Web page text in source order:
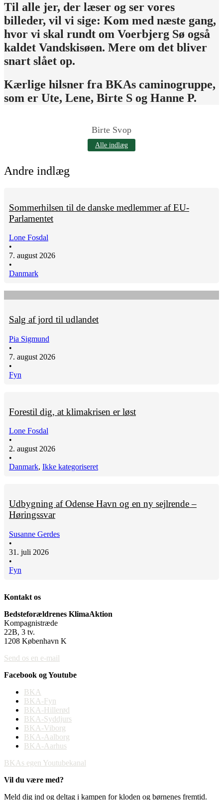
Til alle jer, der læser og ser vores
billeder, vil vi sige: Kom med næste gang,
hvor vi skal rundt om Voerbjerg Sø også
kaldet Vandskisøen. Mere om det bliver
snart slået op.
Kærlige hilsner fra BKAs caminogruppe,
som er Ute, Lene, Birte S og Hanne P.
Birte Svop
Alle indlæg
Andre indlæg
Sommerhilsen til de danske medlemmer af EU-
Parlamentet
Lone Fosdal
•
7. august 2026
•
Danmark
Salg af jord til udlandet
Pia Sigmund
•
7. august 2026
•
Fyn
Forestil dig, at klimakrisen er løst
Lone Fosdal
•
2. august 2026
•
Danmark, Ikke kategoriseret
Udbygning af Odense Havn og en ny sejlrende –
Høringssvar
Susanne Gerdes
•
31. juli 2026
•
Fyn
Kontakt os
Bedsteforældrenes KlimaAktion
Kompagnistræde
22B, 3 tv.
1208 København K
Send os en e-mail
Facebook og Youtube
BKA
BKA-Fyn
BKA-Hillerød
BKA-Syddjurs
BKA-Viborg
BKA-Aalborg
BKA-Aarhus
BKAs egen Youtubekanal
Vil du være med?
Meld dig ind og deltag i kampen for kloden og børnenes fremtid.